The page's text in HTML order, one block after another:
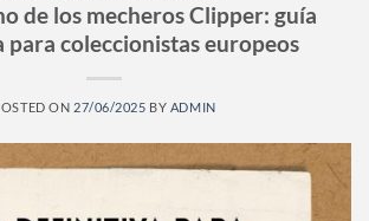
de los mecheros Clipper: guía
coleccionistas europeos
ON 27/06/2025 BY ADMIN